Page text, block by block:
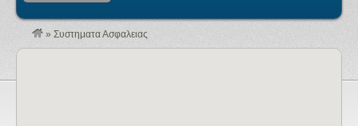
» Συστηματα Ασφαλειας